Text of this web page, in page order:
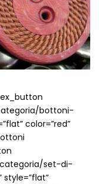
bottoni-
color=”red”
set-di-